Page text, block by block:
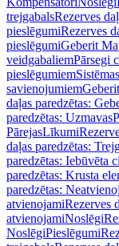
trejgabalsRezerves
pieslēgumiRezerves
pieslēgumiGeberit
veidgabaliemPārsegi
pieslēgumiem
savienojumiem
daļas paredzētas:
paredzētas: Uzmavas
PārejasLīkumi
daļas paredzētas:
paredzētas: Iebūvēta
paredzētas: Krusta
paredzētas:
atvienojamiRezerves
atvienojamiNoslēgi
NoslēgiPieslēgumi